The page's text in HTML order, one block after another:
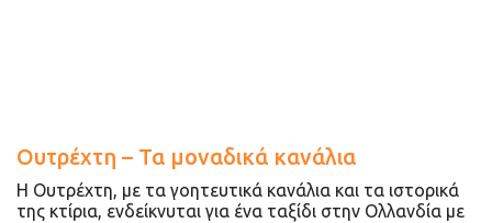
Ουτρέχτη – Τα μοναδικά κανάλια
Η Ουτρέχτη, με τα γοητευτικά κανάλια και τα ιστορικά
της κτίρια, ενδείκνυται για ένα ταξίδι στην Ολλανδία με